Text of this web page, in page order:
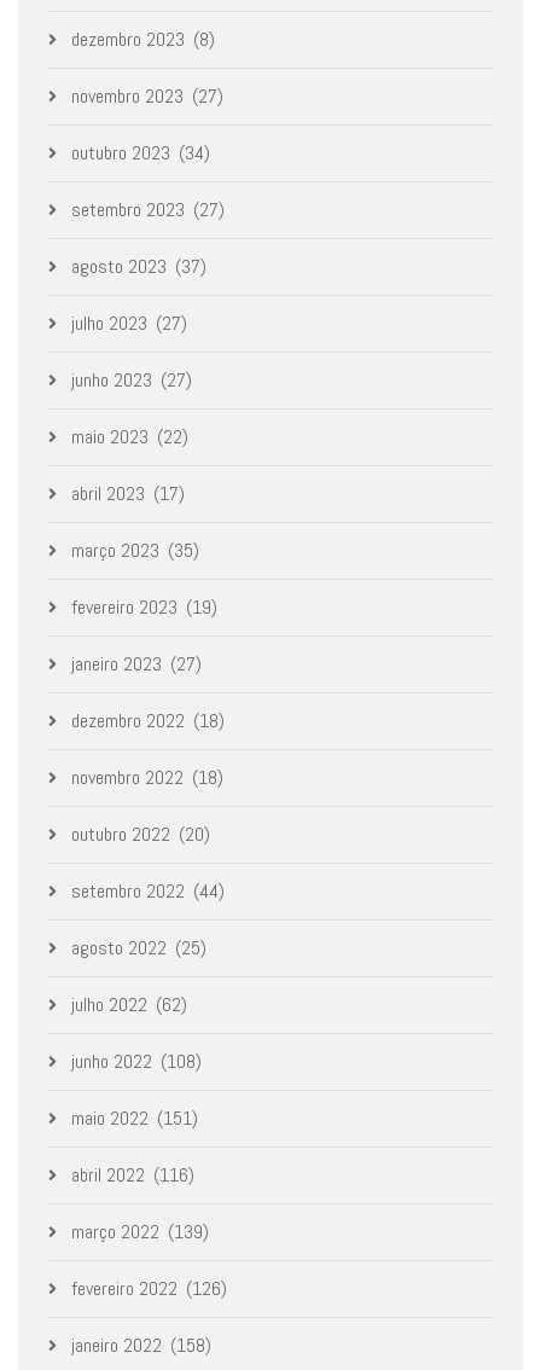
dezembro 2023 (8)
novembro 2023 (27)
outubro 2023 (34)
setembro 2023 (27)
agosto 2023 (37)
julho 2023 (27)
junho 2023 (27)
maio 2023 (22)
abril 2023 (17)
março 2023 (35)
fevereiro 2023 (19)
janeiro 2023 (27)
dezembro 2022 (18)
novembro 2022 (18)
outubro 2022 (20)
setembro 2022 (44)
agosto 2022 (25)
julho 2022 (62)
junho 2022 (108)
maio 2022 (151)
abril 2022 (116)
março 2022 (139)
fevereiro 2022 (126)
janeiro 2022 (158)